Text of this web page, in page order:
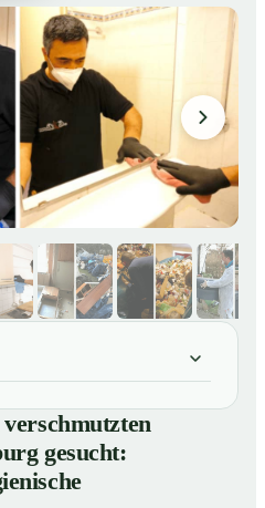
Objekten in
und Hygienische
stark verschmutzte
gesucht: